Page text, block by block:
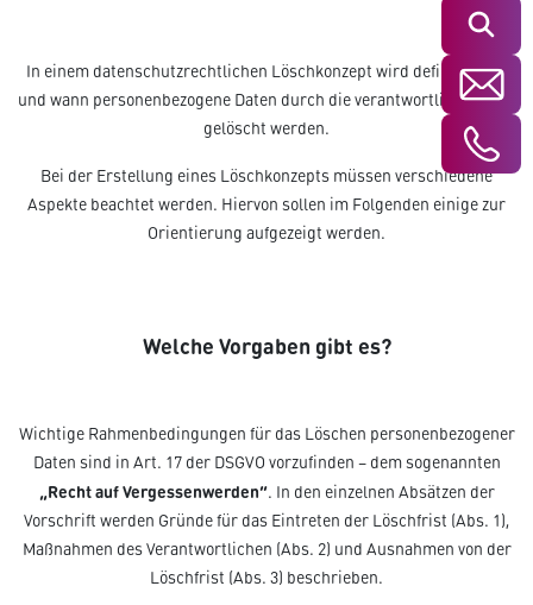
Suchen
In einem datenschutzrechtlichen Löschkonzept wird definiert, wie
und wann personenbezogene Daten durch die verantwortliche Stelle
gelöscht werden.
Bei der Erstellung eines Löschkonzepts müssen verschiedene
Aspekte beachtet werden. Hiervon sollen im Folgenden einige zur
Orientierung aufgezeigt werden.
Welche Vorgaben gibt es?
Wichtige Rahmenbedingungen für das Löschen personenbezogener
Daten sind in Art. 17 der DSGVO vorzufinden – dem sogenannten
„Recht auf Vergessenwerden“. In den einzelnen Absätzen der
Vorschrift werden Gründe für das Eintreten der Löschfrist (Abs. 1),
Maßnahmen des Verantwortlichen (Abs. 2) und Ausnahmen von der
Löschfrist (Abs. 3) beschrieben.